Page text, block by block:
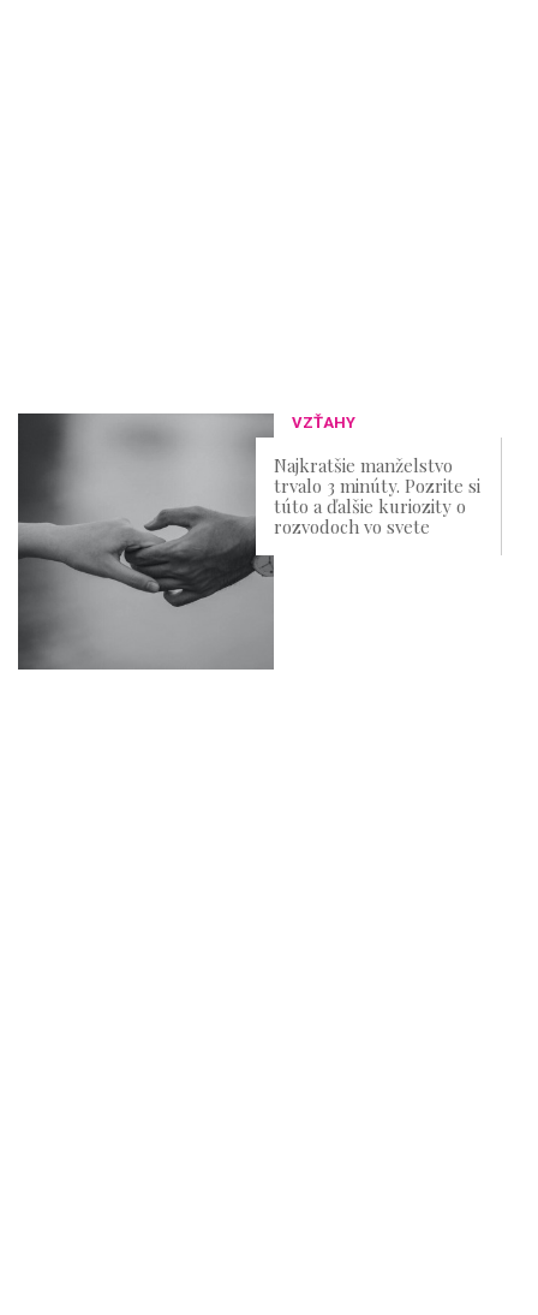
VZŤAHY
Najkratšie manželstvo
trvalo 3 minúty. Pozrite si
túto a ďalšie kuriozity o
rozvodoch vo svete